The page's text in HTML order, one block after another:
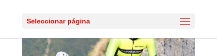
Seleccionar página